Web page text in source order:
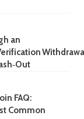
an
FAQ:
Common